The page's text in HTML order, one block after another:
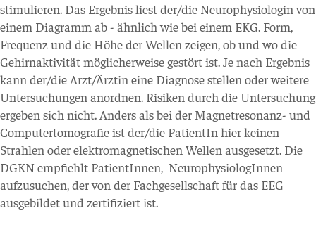
stimulieren. Das Ergebnis liest der/die Neurophysiologin von
einem Diagramm ab - ähnlich wie bei einem EKG. Form,
Frequenz und die Höhe der Wellen zeigen, ob und wo die
Gehirnaktivität möglicherweise gestört ist. Je nach Ergebnis
kann der/die Arzt/Ärztin eine Diagnose stellen oder weitere
Untersuchungen anordnen. Risiken durch die Untersuchung
ergeben sich nicht. Anders als bei der Magnetresonanz- und
Computertomografie ist der/die PatientIn hier keinen
Strahlen oder elektromagnetischen Wellen ausgesetzt. Die
DGKN empfiehlt PatientInnen, NeurophysiologInnen
aufzusuchen, der von der Fachgesellschaft für das EEG
ausgebildet und zertifiziert ist.